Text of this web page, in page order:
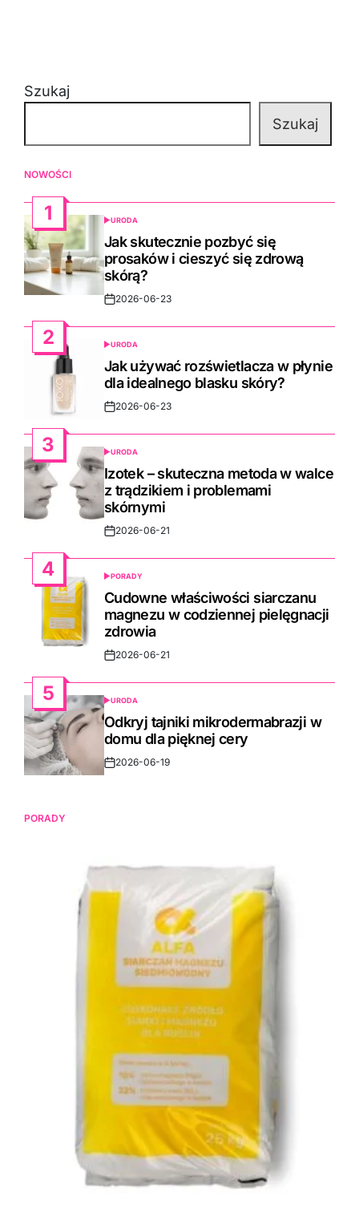
Szukaj
Szukaj
NOWOŚCI
1
POSTED
IN
URODA
Jak skutecznie pozbyć się
prosaków i cieszyć się zdrową
skórą?
Post2026-06-23
2
POSTED
IN
URODA
Jak używać rozświetlacza w płynie
dla idealnego blasku skóry?
Post2026-06-23
3
POSTED
IN
URODA
Izotek – skuteczna metoda w walce
z trądzikiem i problemami
skórnymi
Post2026-06-21
4
POSTED
IN
PORADY
Cudowne właściwości siarczanu
magnezu w codziennej pielęgnacji
zdrowia
Post2026-06-21
5
POSTED
IN
URODA
Odkryj tajniki mikrodermabrazji w
domu dla pięknej cery
Post2026-06-19
PORADY